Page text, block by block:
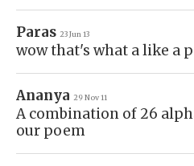
Paras 23 Jun 13
wow that's what a like a
Ananya 29 Nov 11
A combination of 26
our poem